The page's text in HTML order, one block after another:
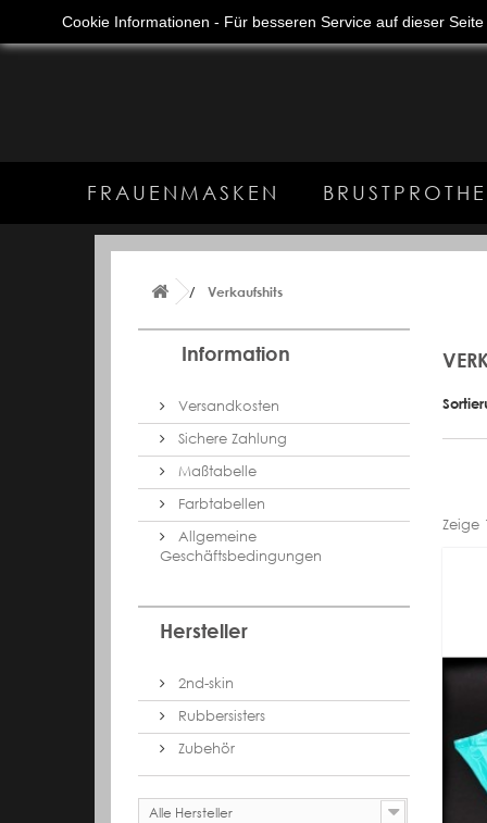
+49 (0) 89 41616049 Anmelden Deutsch
FRAUENMASKEN
Verkaufshits
Information
Versandkosten
Sichere Zahlung
Maßtabelle
Farbtabellen
Allgemeine
Geschäftsbedingungen
Hersteller
2nd-skin
Rubbersisters
Zubehör
Alle Hersteller
Zeige
Cookie Informationen - Für besseren Service auf dieser